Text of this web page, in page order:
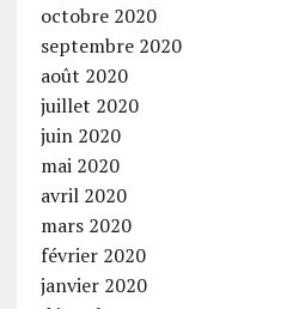
octobre 2020
septembre 2020
août 2020
juillet 2020
juin 2020
mai 2020
avril 2020
mars 2020
février 2020
janvier 2020